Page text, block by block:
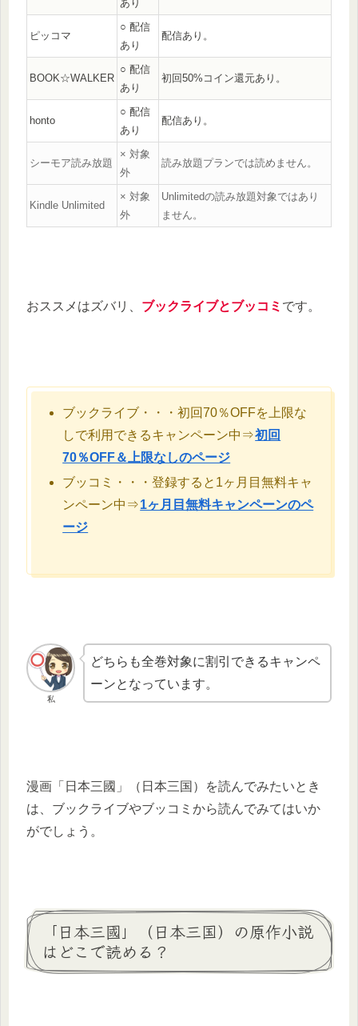
あり
ピッコマ
○ 配信
あり
配信あり。
BOOK☆WALKER
○ 配信
あり
初回50%コイン還元あり。
honto
○ 配信
あり
配信あり。
シーモア読み放題
× 対象
外
読み放題プランでは読めません。
Kindle Unlimited
× 対象
外
Unlimitedの読み放題対象ではあり
ません。
おススメはズバリ、 ブックライブとブッコミ です。
ブックライブ・・・初回70％OFFを上限な
しで利用できるキャンペーン中⇒初回
70％OFF＆上限なしのページ
ブッコミ・・・登録すると1ヶ月目無料キャ
ンペーン中⇒1ヶ月目無料キャンペーンのペ
ージ
私
どちらも全巻対象に割引できるキャンペ
ーンとなっています。
漫画「日本三國」（日本三国）を読んでみたいとき
は、ブックライブやブッコミから読んでみてはいか
がでしょう。
「日本三國」（日本三国）の原作小説
はどこで読める？